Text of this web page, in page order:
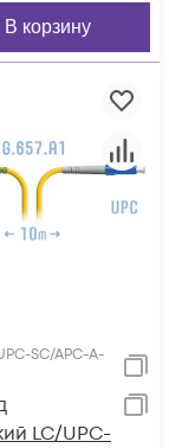
В корзину
SC/APC-A-
LC/UPC-